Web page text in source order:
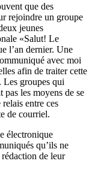
que des
rejoindre un groupe
jeunes
«Salut! Le
l’an dernier. Une
avec moi
afin de traiter cette
Les groupes qui
pas les moyens de se
entre ces
de courriel.
électronique
qu’ils ne
rédaction de leur